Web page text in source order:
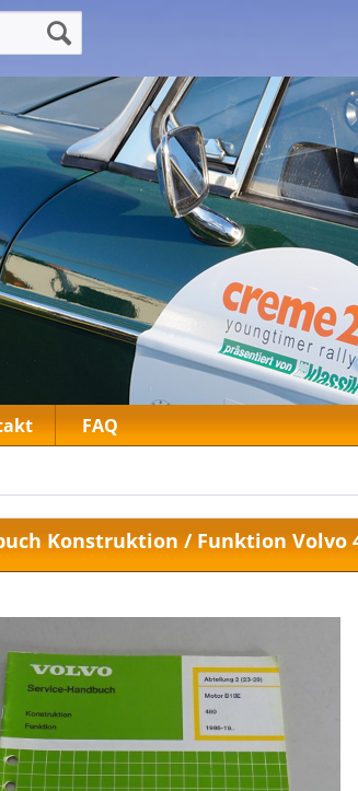
FAQ
Konstruktion / Funktion Volvo